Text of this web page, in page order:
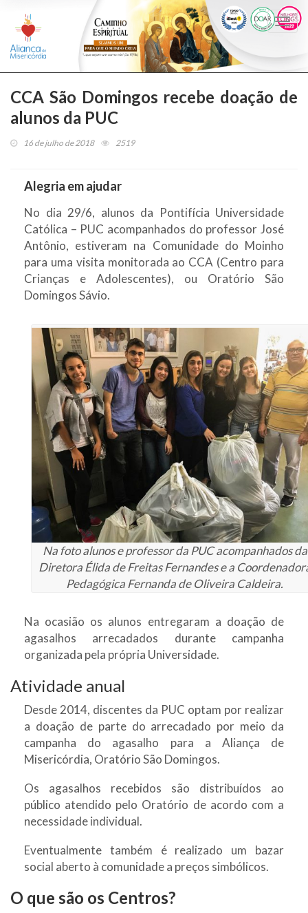
CCA São Domingos recebe doação de
alunos da PUC
16 de julho de 2018 2519
Alegria em ajudar
No dia 29/6, alunos da Pontifícia Universidade
Católica – PUC acompanhados do professor José
Antônio, estiveram na Comunidade do Moinho
para uma visita monitorada ao CCA (Centro para
Crianças e Adolescentes), ou Oratório São
Domingos Sávio.
Na foto alunos e professor da PUC acompanhados da
Diretora Élida de Freitas Fernandes e a
Pedagógica Fernanda de Oliveira Caldeira.
Na ocasião os alunos entregaram a doação de
agasalhos arrecadados durante campanha
organizada pela própria Universidade.
Atividade anual
Desde 2014, discentes da PUC optam por realizar
a doação de parte do arrecadado por meio da
campanha do agasalho para a Aliança de
Misericórdia, Oratório São Domingos.
Os agasalhos recebidos são distribuídos ao
público atendido pelo Oratório de acordo com a
necessidade individual.
Eventualmente também é realizado um bazar
social aberto à comunidade a preços simbólicos.
O que são os Centros?